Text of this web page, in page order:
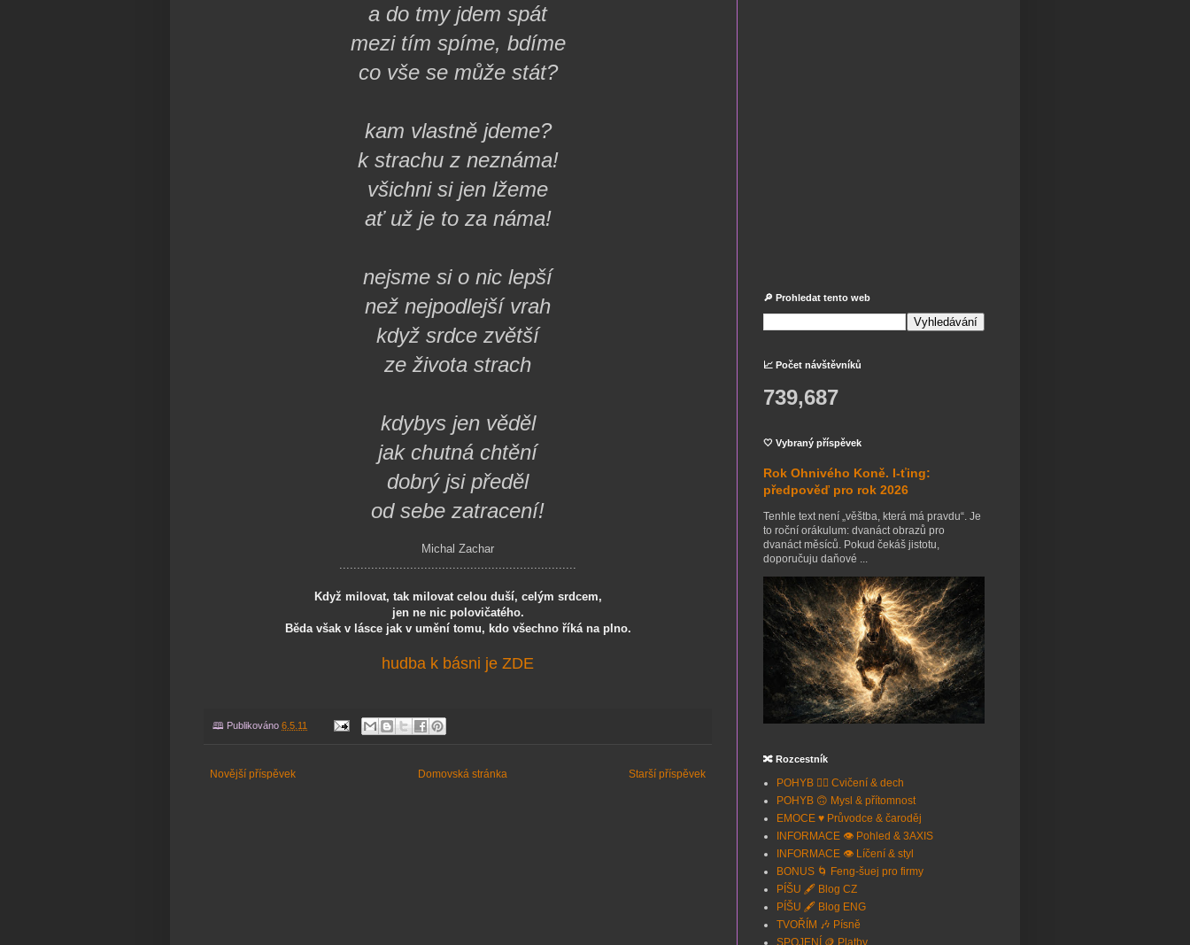
a do tmy jdem spát
mezi tím spíme, bdíme
co vše se může stát?
kam vlastně jdeme?
k strachu z neznáma!
všichni si jen lžeme
ať už je to za náma!
nejsme si o nic lepší
než nejpodlejší vrah
když srdce zvětší
ze života strach
kdybys jen věděl
jak chutná chtění
dobrý jsi předěl
od sebe zatracení!
Michal Zachar
Když milovat, tak milovat celou duší, celým srdcem,
jen ne nic polovičatého.
Běda však v lásce jak v umění tomu, kdo všechno říká na plno.
hudba k básni je ZDE
🕮 Publikováno 6.5.11
Novější příspěvek Starší příspěvek
Domovská stránka
🔎 Prohledat tento web
📈 Počet návštěvníků
739,687
🤍 Vybraný příspěvek
Rok Ohnivého Koně. I-ťing:
předpověď pro rok 2026
Tenhle text není „věštba, která má pravdu“. Je
to roční orákulum: dvanáct obrazů pro
dvanáct měsíců. Pokud čekáš jistotu,
doporučuju daňové ...
🔀 Rozcestník
POHYB 🧘‍♂️ Cvičení & dech
POHYB 🙃 Mysl & přítomnost
EMOCE ♥️ Průvodce & čaroděj
INFORMACE 👁️ Pohled & 3AXIS
INFORMACE 👁️ Líčení & styl
BONUS 🌀 Feng-šuej pro firmy
PÍŠU 🖋️ Blog CZ
PÍŠU 🖋️ Blog ENG
TVOŘÍM 🎶 Písně